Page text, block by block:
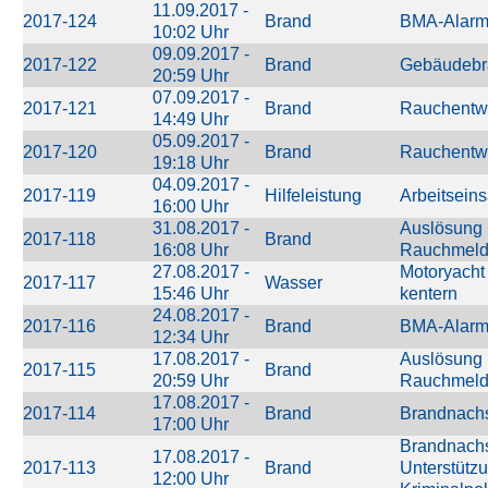
2017-124
11.09.2017 -
10:02 Uhr
Brand BMA-
2017-122
09.09.2017 -
20:59 Uhr
Brand
2017-121
07.09.2017 -
14:49 Uhr
Brand
2017-120
05.09.2017 -
19:18 Uhr
Brand
2017-119
04.09.2017 -
16:00 Uhr
Hilfeleistung
2017-118
31.08.2017 -
16:08 Uhr
Brand
Auslösung
2017-117
27.08.2017 -
15:46 Uhr
Wasser
kentern
2017-116
24.08.2017 -
12:34 Uhr
Brand BMA-
2017-115
17.08.2017 -
20:59 Uhr
Brand
Auslösung
2017-114
17.08.2017 -
17:00 Uhr
Brand
2017-113
17.08.2017 -
12:00 Uhr
Brand